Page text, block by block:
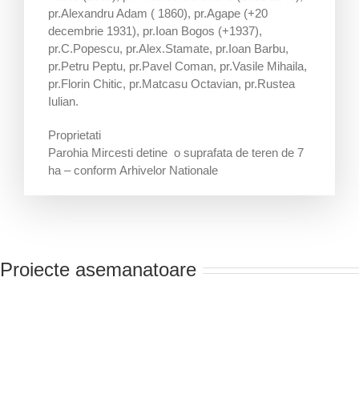
pr.Alexandru Adam ( 1860), pr.Agape (+20
decembrie 1931), pr.Ioan Bogos (+1937),
pr.C.Popescu, pr.Alex.Stamate, pr.Ioan Barbu,
pr.Petru Peptu, pr.Pavel Coman, pr.Vasile Mihaila,
pr.Florin Chitic, pr.Matcasu Octavian, pr.Rustea
Iulian.
Proprietati
Parohia Mircesti detine o suprafata de teren de 7
ha – conform Arhivelor Nationale
Proiecte asemanatoare